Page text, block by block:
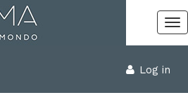
Log in